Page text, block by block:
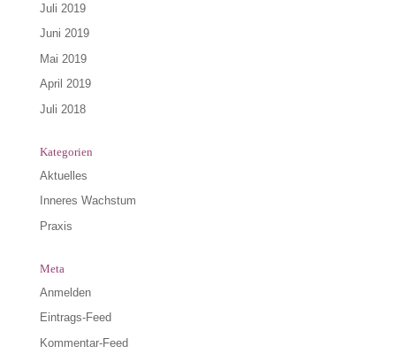
Juli 2019
Juni 2019
Mai 2019
April 2019
Juli 2018
Kategorien
Aktuelles
Inneres Wachstum
Praxis
Meta
Anmelden
Eintrags-Feed
Kommentar-Feed